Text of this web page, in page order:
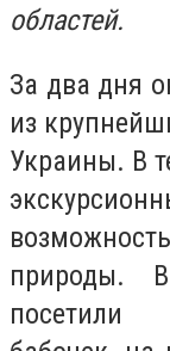
областей.
За два дня
из
Украины. В
природы.
посетили